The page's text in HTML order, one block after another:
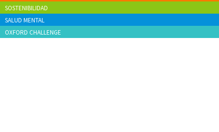
SOSTENIBILIDAD
SALUD MENTAL
OXFORD CHALLENGE